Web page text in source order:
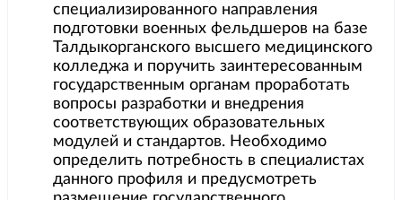
специализированного направления
подготовки военных фельдшеров на базе
Талдыкорганского высшего медицинского
колледжа и поручить заинтересованным
государственным органам проработать
вопросы разработки и внедрения
соответствующих образовательных
модулей и стандартов. Необходимо
определить потребность в специалистах
данного профиля и предусмотреть